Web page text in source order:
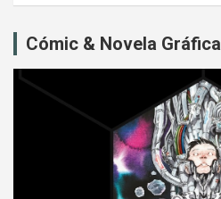
Cómic & Novela Gráfica